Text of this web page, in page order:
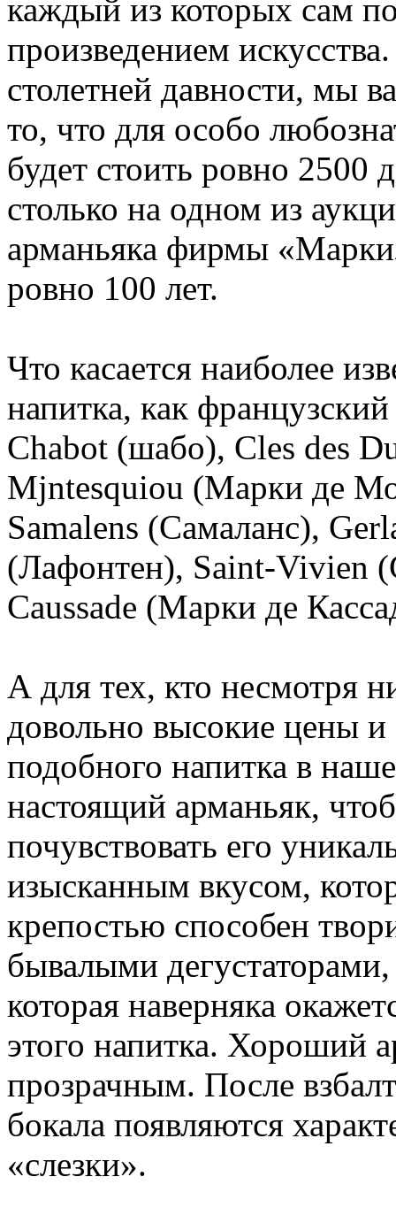
каждый из которых сам
произведением
столетней давности, мы
то, что для особо
будет стоить ровно
столько на одном из
арманьяка фирмы
ровно 100 лет.
Что касается наиболее
напитка, как
Chabot (шабо), Cles des
Mjntesquiou (Марки де
Samalens (Самаланс),
(Лафонтен), Saint-Vivien
Caussade (Марки де
А для тех, кто несмотря
довольно высокие цены
подобного напитка в
настоящий арманьяк,
почувствовать его
изысканным вкусом,
крепостью способен
бывалыми
которая наверняка
этого напитка. Хороший
прозрачным. После
бокала появляются
«слезки».